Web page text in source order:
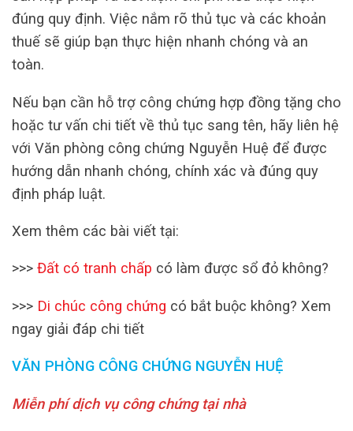
đúng quy định. Việc nắm rõ thủ tục và các khoản
thuế sẽ giúp bạn thực hiện nhanh chóng và an
toàn.
Nếu bạn cần hỗ trợ công chứng hợp đồng tặng cho
hoặc tư vấn chi tiết về thủ tục sang tên, hãy liên hệ
với Văn phòng công chứng Nguyễn Huệ để được
hướng dẫn nhanh chóng, chính xác và đúng quy
định pháp luật.
Xem thêm các bài viết tại:
>>> Đất có tranh chấp có làm được sổ đỏ không?
>>> Di chúc công chứng có bắt buộc không? Xem
ngay giải đáp chi tiết
VĂN PHÒNG CÔNG CHỨNG NGUYỄN HUỆ
Miễn phí dịch vụ công chứng tại nhà